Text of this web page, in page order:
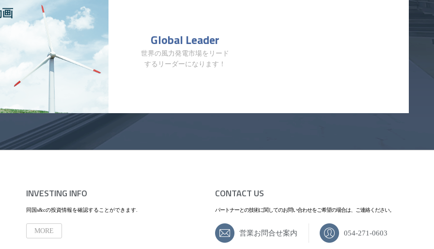
Global Leader
世界の風力発電市場をリード
するリーダーになります！
INVESTING INFO
同国s&cの投資情報を確認することができます.
MORE
CONTACT US
パートナーとの技術に関してのお問い合わせをご希望の場合は、ご連絡ください。
営業お問合せ案内 054-271-0603